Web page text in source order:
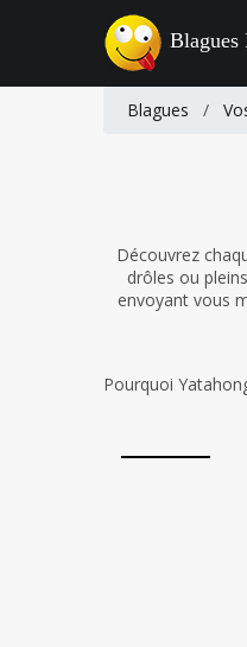
Blagues
Blagues /
Découvrez
drôles ou
envoyant vous
Pourquoi